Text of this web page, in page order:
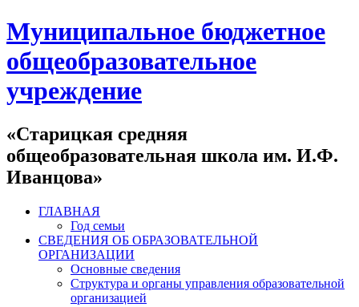
Муниципальное бюджетное
общеобразовательное
учреждение
«Старицкая средняя
общеобразовательная школа им. И.Ф.
Иванцова»
ГЛАВНАЯ
Год семьи
СВЕДЕНИЯ ОБ ОБРАЗОВАТЕЛЬНОЙ
ОРГАНИЗАЦИИ
Основные сведения
Структура и органы управления образовательной
организацией